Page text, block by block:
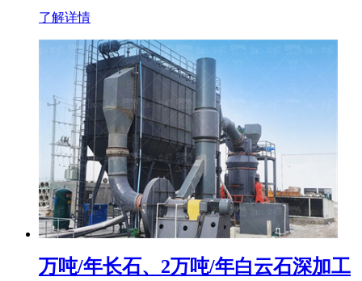
了解详情
万吨/年长石、2万吨/年白云石深加工